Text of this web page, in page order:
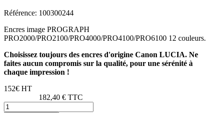
Référence: 100300244
Encres image PROGRAPH
PRO2000/PRO2100/PRO4000/PRO4100/PRO6100 12 couleurs.
Choisissez toujours des encres d'origine Canon LUCIA. Ne
faites aucun compromis sur la qualité, pour une sérénité à
chaque impression !
152€ HT
182,40 € TTC